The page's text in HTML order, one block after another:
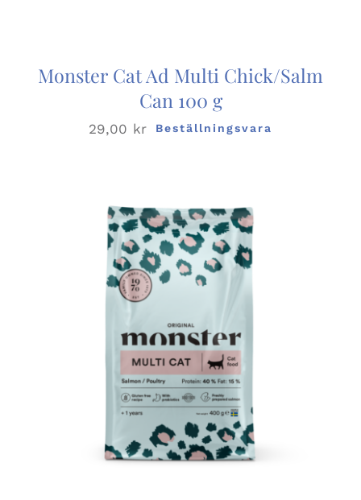
Monster Cat Ad Multi Chick/Salm
Can 100 g
29,00 kr Beställningsvara